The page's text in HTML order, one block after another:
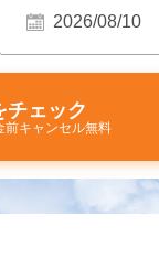
チェック
前キャンセル無料